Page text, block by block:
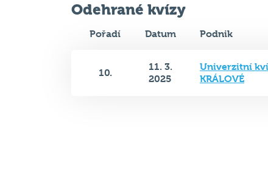
Odehrané kvízy
Pořadí Datum Podnik
10.
11. 3.
2025
Univerzitní
KRÁLOVÉ